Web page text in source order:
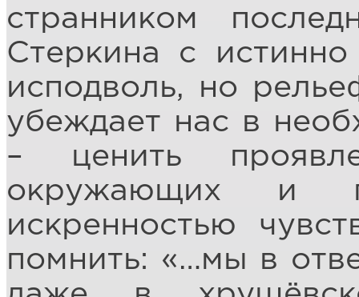
странником
Стеркина с
исподволь, но
убеждает нас в
– ценить
окружающих и
искренностью
помнить: «…мы в